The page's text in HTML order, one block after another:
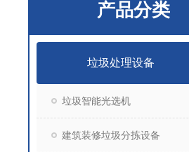
产品分类
垃圾处理设备
垃圾智能光选机
建筑装修垃圾分拣设备